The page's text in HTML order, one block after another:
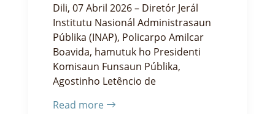
Dili, 07 Abril 2026 – Diretór Jerál
Institutu Nasionál Administrasaun
Públika (INAP), Policarpo Amilcar
Boavida, hamutuk ho Presidenti
Komisaun Funsaun Públika,
Agostinho Letêncio de
Read more